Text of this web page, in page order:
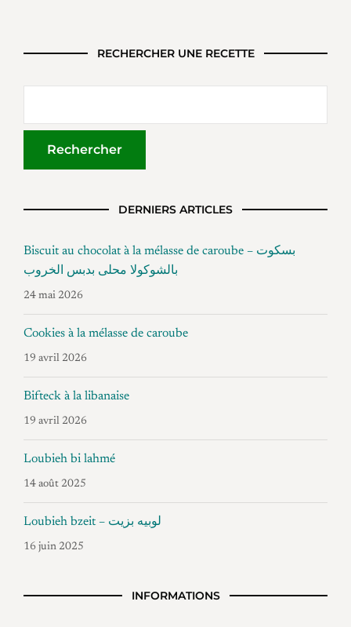
RECHERCHER UNE RECETTE
DERNIERS ARTICLES
Biscuit au chocolat à la mélasse de caroube – بسكوت
بالشوكولا محلى بدبس الخروب
24 mai 2026
Cookies à la mélasse de caroube
19 avril 2026
Bifteck à la libanaise
19 avril 2026
Loubieh bi lahmé
14 août 2025
Loubieh bzeit – لوبيه بزيت
16 juin 2025
INFORMATIONS